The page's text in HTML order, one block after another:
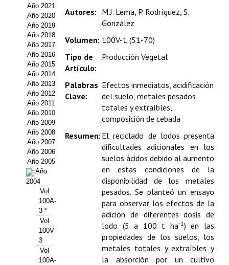
Noticias
Galería de Fotos
Web AIDA 2.0
REVISTA ITEA
Presentación ITEA
Equipo Editorial
Leer revista ITEA
Directrices para autores/as
Políticas Editoriales
Propuesta Volumen Especial
Sello Calidad FECYT
Premio Prensa Agraria
Año 2021
Año 2020
Año 2019
Año 2018
Año 2017
Año 2016
Año 2015
Año 2014
Año 2013
Año 2012
Año 2011
Año 2010
Año 2009
Año 2008
Año 2007
Año 2006
Año 2005
Año
2004
Vol
100A-
3 *
Vol
100V-
3
Vol
100A-
Autores: M.J. Lema, P. Rodríguez, S.
González
Volumen: 100V-1 (51-70)
Tipo de
Artículo:
Producción Vegetal
Palabras
Clave:
Efectos inmediatos, acidificación
del suelo, metales pesados
totales y extraíbles,
composición de cebada
Resumen: El reciclado de lodos presenta
dificultades adicionales en los
suelos ácidos debido al aumento
en estas condiciones de la
disponibilidad de los metales
pesados. Se planteó un ensayo
para observar los efectos de la
adición de diferentes dosis de
lodo (5 a 100 t ha-1) en las
propiedades de los suelos, los
metales totales y extraíbles y
la absorción por un cultivo